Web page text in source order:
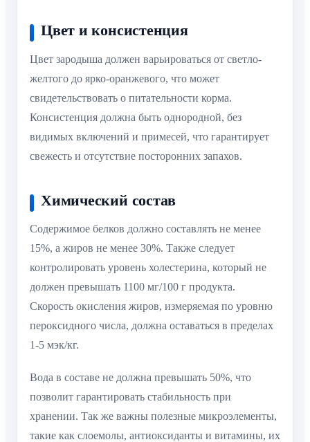
Цвет и консистенция
Цвет зародыша должен варьироваться от светло-
желтого до ярко-оранжевого, что может
свидетельствовать о питательности корма.
Консистенция должна быть однородной, без
видимых включений и примесей, что гарантирует
свежесть и отсутствие посторонних запахов.
Химический состав
Содержимое белков должно составлять не менее
15%, а жиров не менее 30%. Также следует
контролировать уровень холестерина, который не
должен превышать 1100 мг/100 г продукта.
Скорость окисления жиров, измеряемая по уровню
пероксидного числа, должна оставаться в пределах
1-5 мэк/кг.
Вода в составе не должна превышать 50%, что
позволит гарантировать стабильность при
хранении. Так же важны полезные микроэлементы,
такие как слоемолы, антиоксиданты и витамины, их